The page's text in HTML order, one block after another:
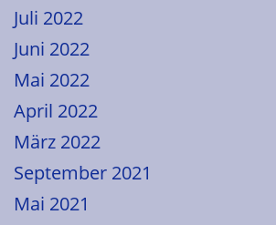
Juli 2022
Juni 2022
Mai 2022
April 2022
März 2022
September 2021
Mai 2021